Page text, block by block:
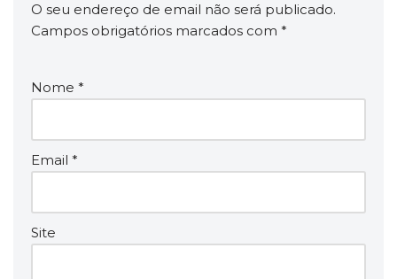
O seu endereço de email não será publicado.
Campos obrigatórios marcados com *
Nome *
Email *
Site